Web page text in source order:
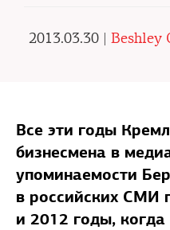
2013.03.30 | Beshley
Все эти годы
бизнесмена в
упоминаемости
в российских СМИ
и 2012 годы, когда